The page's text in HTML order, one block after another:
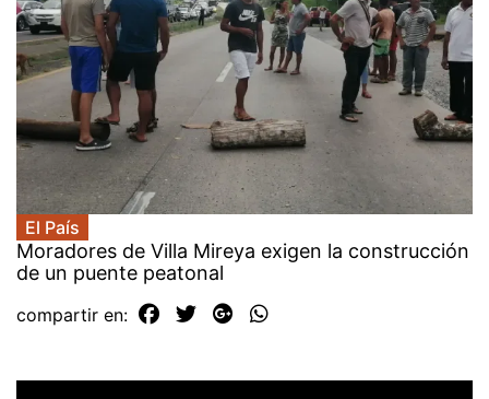
El País
Moradores de Villa Mireya exigen la construcción
de un puente peatonal
compartir en: